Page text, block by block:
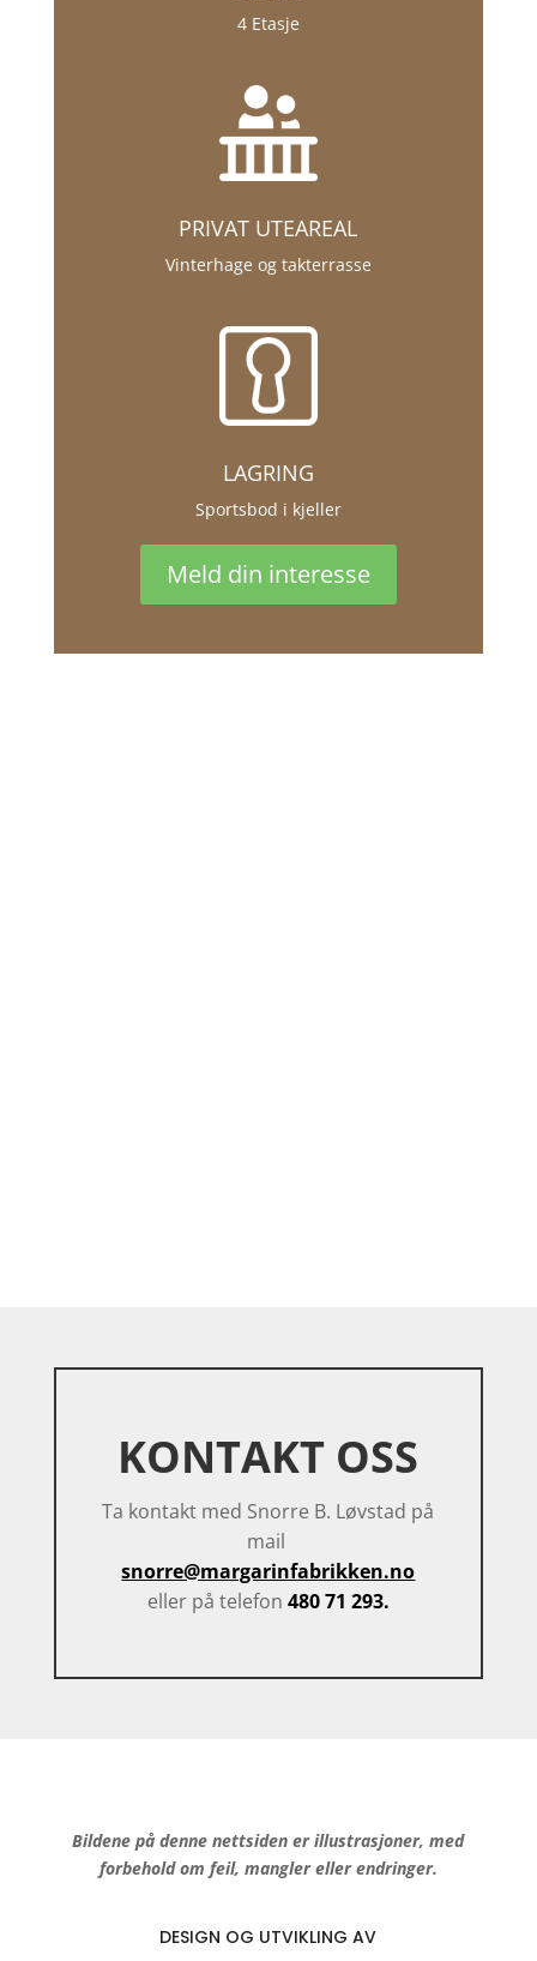
4 Etasje
PRIVAT UTEAREAL
Vinterhage og takterrasse
LAGRING
Sportsbod i kjeller
Meld din interesse
KONTAKT OSS
Ta kontakt med Snorre B. Løvstad på
mail
snorre@margarinfabrikken.no
eller på telefon 480 71 293.
Bildene på denne nettsiden er illustrasjoner, med
forbehold om feil, mangler eller endringer.
DESIGN OG UTVIKLING AV